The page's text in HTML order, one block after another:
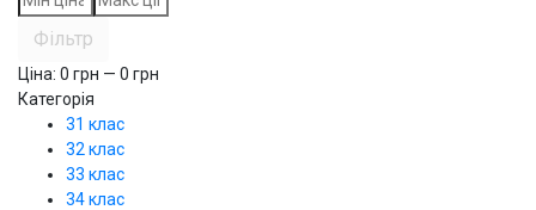
Фільтр
Ціна: 0 грн — 0 грн
Категорія
31 клас
32 клас
33 клас
34 клас